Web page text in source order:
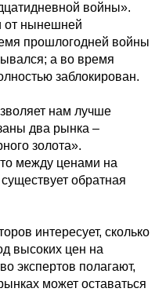
войны».
от нынешней
прошлогодней войны
а во время
заблокирован.
нам лучше
два рынка –
золота».
между ценами на
обратная
интересует, сколько
высоких цен на
экспертов полагают,
может оставаться